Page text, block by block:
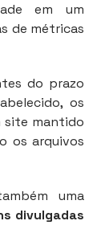
em um
de métricas
do prazo
os
site mantido
os arquivos
uma
divulgadas